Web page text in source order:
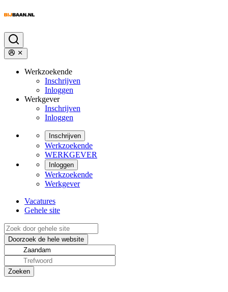
Werkzoekende
Inschrijven
Inloggen
Werkgever
Inschrijven
Inloggen
Inschrijven
Werkzoekende
WERKGEVER
Inloggen
Werkzoekende
Werkgever
Vacatures
Gehele site